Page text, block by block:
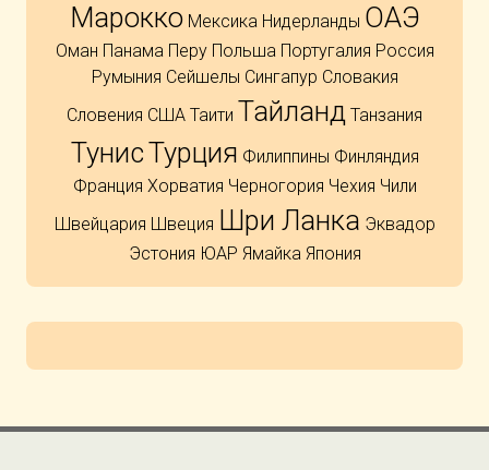
Марокко Мексика Нидерланды ОАЭ
Оман Панама Перу Польша Португалия Россия
Румыния Сейшелы Сингапур Словакия
Словения США Таити Тайланд Танзания
ТунисТурция Филиппины Финляндия
Франция Хорватия Черногория Чехия Чили
Швейцария Швеция Шри Ланка Эквадор
Эстония ЮАР Ямайка Япония